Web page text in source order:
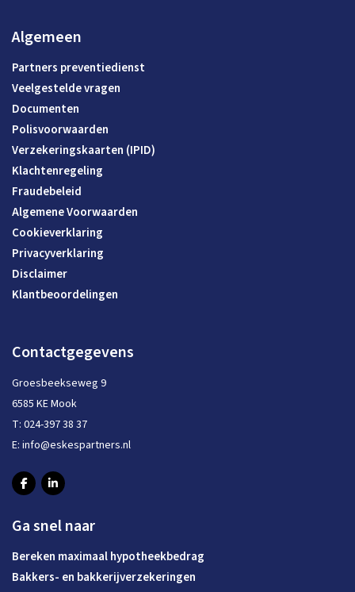
Algemeen
Partners preventiedienst
Veelgestelde vragen
Documenten
Polisvoorwaarden
Verzekeringskaarten (IPID)
Klachtenregeling
Fraudebeleid
Algemene Voorwaarden
Cookieverklaring
Privacyverklaring
Disclaimer
Klantbeoordelingen
Contactgegevens
Groesbeekseweg 9
6585 KE Mook
T: 024-397 38 37
E: info@eskespartners.nl
Ga snel naar
Bereken maximaal hypotheekbedrag
Bakkers- en bakkerijverzekeringen